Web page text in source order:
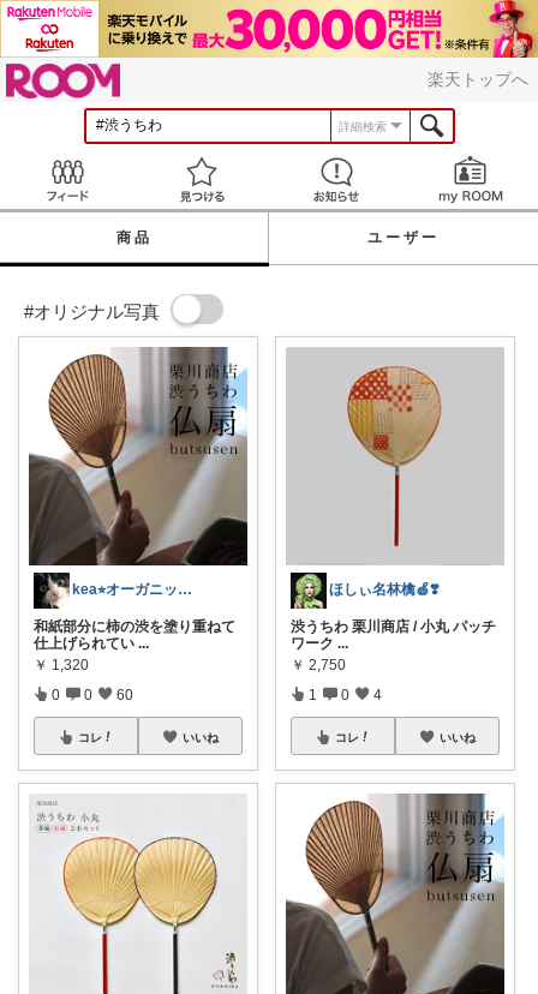
楽天トップへ
詳細検索
見つける お知らせ
商品 ユーザー
#オリジナル写真
kea⭐︎オーガニックアイテム
和紙部分に柿の渋を塗り重ねて
仕上げられてい ...
￥ 1,320
0 0 60
コレ いいね
ほしぃ名林檎🍏❣️
渋うちわ 栗川商店 / 小丸 パッチ
ワーク ...
￥ 2,750
1 0 4
コレ いいね